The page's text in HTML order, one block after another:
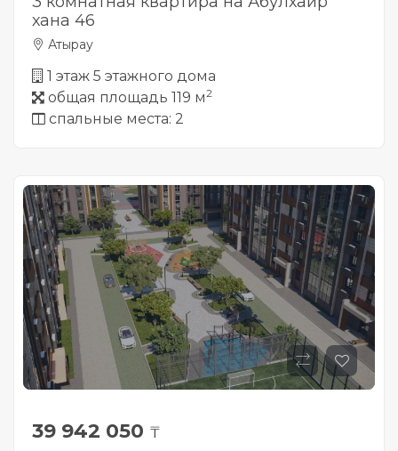
хана 46
Атырау
1 этаж 5 этажного дома
общая площадь 119 м2
спальные места: 2
39 942 050 ₸